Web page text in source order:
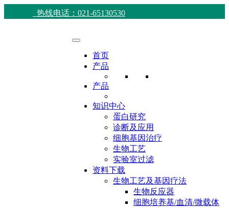
热线电话：021-65130530
首页
产品
产品
知识中心
蛋白研究
诊断及应用
细胞基因治疗
生物工艺
实验室过滤
资料下载
生物工艺及基因疗法
生物反应器
细胞培养基/血清/微载体